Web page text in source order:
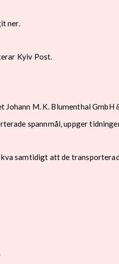
ner.
Kyiv Post.
M. K. Blumenthal GmbH
spannmål, uppger
samtidigt att de